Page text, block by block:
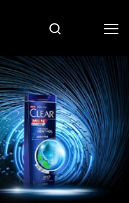
Pesquisar